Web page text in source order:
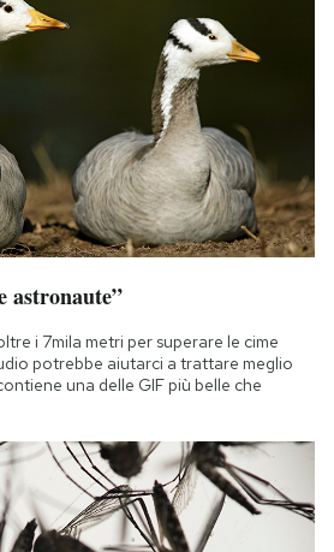
astronaute”
i 7mila metri per superare le cime
potrebbe aiutarci a trattare meglio
una delle GIF più belle che